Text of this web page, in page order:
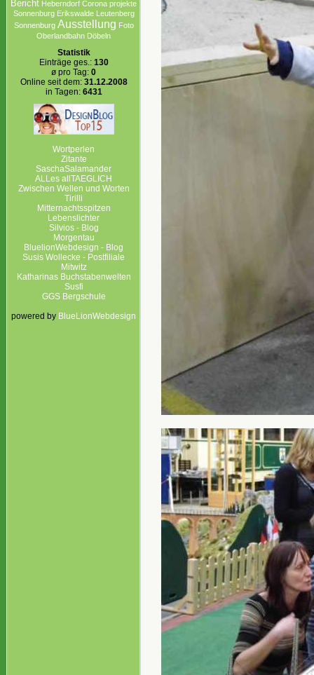
Bericht Heberndorf Corona projekte
Sonnenburg Erikswalde Leutenberg
Sonnenburg Ausstellung Foto
Oberlandbahn Döbeln
Statistik
Einträge ges.: 130
ø pro Tag: 0
Online seit dem: 31.12.2008
in Tagen: 6431
Wortperlen
Zitante
SaschaSalamander
ALLes allTAEGLICH
Zwischen Wellen und Worten
Tirilli
Mitternachtsspitzen
Lebenslichter
Silvios - Blog
Morgentau
BluelionWebdesign - Blog
Susis Wollecke - Postfiliale
Mitwitz
Katharinas Buchstabenwelten
Susfi
GGS Bergschule
powered by BlueLionWebdesign